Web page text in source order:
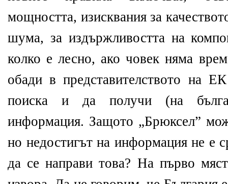
мощността, изисквания за
шума, за издържливостта на
колко е лесно, ако човек няма
обади в представителството на
поиска и да получи (на
информация. Защото „Брюксел”
но недостигът на информация не е
да се направи това? На първо